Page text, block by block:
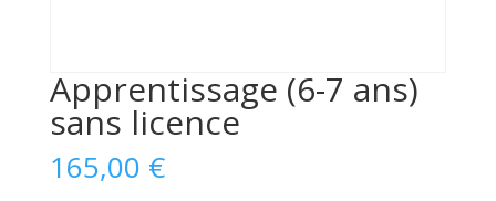
Apprentissage (6-7 ans)
sans licence
165,00 €